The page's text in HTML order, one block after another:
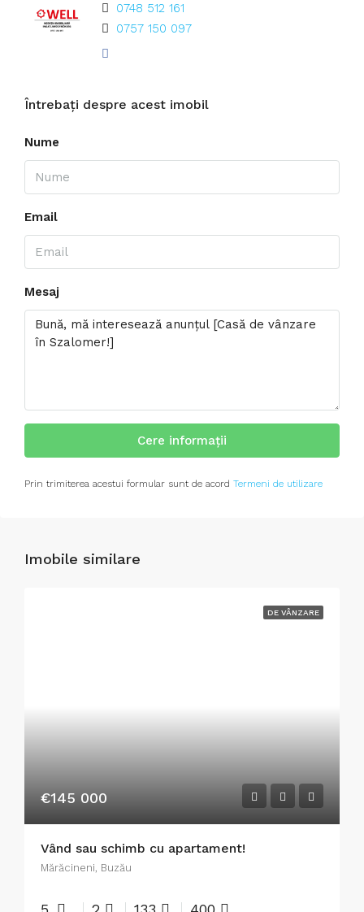
0748 512 161
0757 150 097
Întrebați despre acest imobil
Nume
Email
Mesaj
Cere informații
Prin trimiterea acestui formular sunt de acord Termeni de utilizare
Imobile similare
DE VÂNZARE
€145 000
Vând sau schimb cu apartament!
Mărăcineni, Buzău